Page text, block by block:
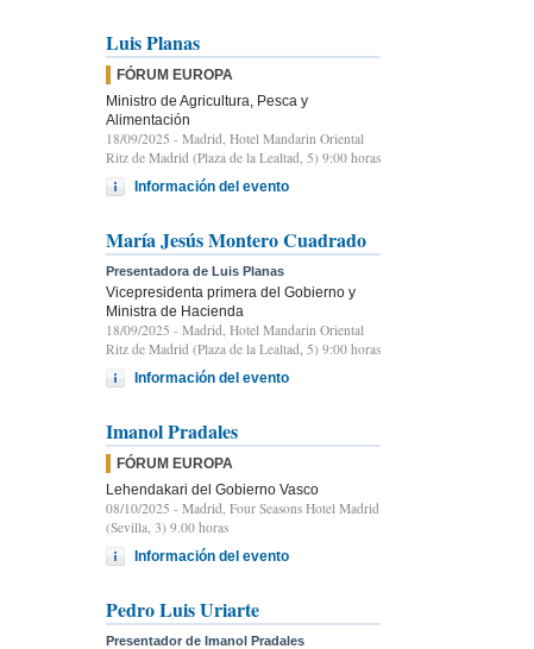
Luis Planas
FÓRUM EUROPA
Ministro de Agricultura, Pesca y
Alimentación
18/09/2025 - Madrid, Hotel Mandarin Oriental
Ritz de Madrid (Plaza de la Lealtad, 5) 9:00 horas
Información del evento
María Jesús Montero Cuadrado
Presentadora de Luis Planas
Vicepresidenta primera del Gobierno y
Ministra de Hacienda
18/09/2025 - Madrid, Hotel Mandarin Oriental
Ritz de Madrid (Plaza de la Lealtad, 5) 9:00 horas
Información del evento
Imanol Pradales
FÓRUM EUROPA
Lehendakari del Gobierno Vasco
08/10/2025 - Madrid, Four Seasons Hotel Madrid
(Sevilla, 3) 9.00 horas
Información del evento
Pedro Luis Uriarte
Presentador de Imanol Pradales